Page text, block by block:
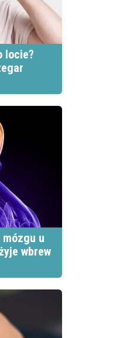
locie?
u
wbrew